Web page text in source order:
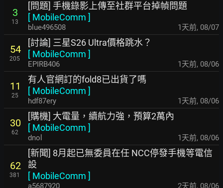
3
13
[問題] 手機錄影上傳至社群平台掉幀問題
[ MobileComm ]
blue496508 1天前, 08/07
54
205
[討論] 三星S26 Ultra價格跳水？
[ MobileComm ]
EPIRB406 1天前, 08/06
11
25
有人官網訂的fold8已出貨了嗎
[ MobileComm ]
hdf87ery 1天前, 08/06
30
62
[購機] 大電量，續航力強，預算2萬內
[ MobileComm ]
dnol 1天前, 08/06
62
381
[新聞] 8月起已無委員在任 NCC停發手機等電信
設
[ MobileComm ]
a5687920 2天前, 08/06